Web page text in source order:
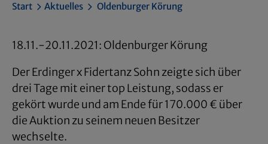
Start Ak­tu­el­les Ol­den­bur­ger Kö­rung
18.11.-20.11.2021: Ol­den­bur­ger Kö­rung
Der Er­din­ger x Fi­der­tanz Sohn zeig­te sich über
drei Tage mit einer top Leis­tung, so­dass er
ge­kört wurde und am Ende für 170.000 € über
die Auk­ti­on zu sei­nem neuen Be­sit­zer
wech­sel­te.